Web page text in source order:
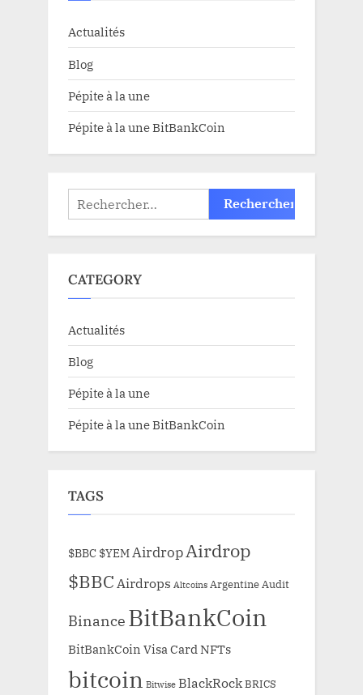
Actualités
Blog
Pépite à la une
Pépite à la une BitBankCoin
Rechercher :
CATEGORY
Actualités
Blog
Pépite à la une
Pépite à la une BitBankCoin
TAGS
$BBC $YEMAirdropAirdrop
$BBCAirdrops Altcoins Argentine Audit
Binance BitBankCoin
BitBankCoin Visa Card NFTs
bitcoin Bitwise BlackRockBRICS